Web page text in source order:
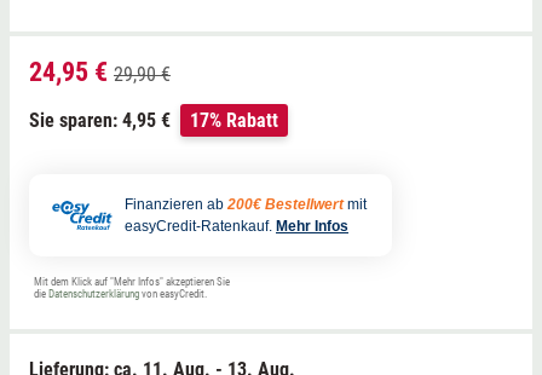
24,95 € 29,90 €
Sie sparen: 4,95 €
17% Rabatt
Finanzieren ab 200€ Bestellwert mit
easyCredit-Ratenkauf. Mehr Infos
Mit dem Klick auf "Mehr Infos" akzeptieren Sie
die Datenschutzerklärung von easyCredit.
Lieferung: ca. 11. Aug. - 13. Aug.